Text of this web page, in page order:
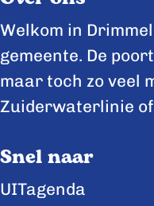
e
z
e
p
g
i
e
z
e
p
g
i
e
z
e
p
Welkom in
gemeente. De
maar toch zo veel
Zuiderwaterlinie
Snel naar
UITagenda